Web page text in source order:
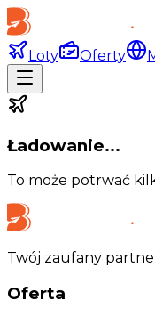
Loty Oferty
Ładowanie...
To może potrwać
Twój zaufany
Oferta